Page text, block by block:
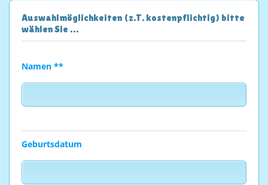
Auswahlmöglichkeiten (z.T. kostenpflichtig) bitte
wählen Sie …
Namen **
Geburtsdatum